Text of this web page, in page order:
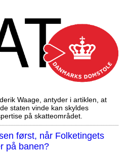
Waage, antyder i artiklen, at
staten vinde kan skyldes
på skatteområdet.
først, når Folketingets
på banen?